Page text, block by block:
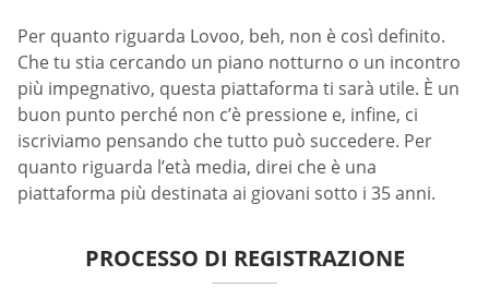
Per quanto riguarda Lovoo, beh, non è così definito.
Che tu stia cercando un piano notturno o un incontro
più impegnativo, questa piattaforma ti sarà utile. È un
buon punto perché non c’è pressione e, infine, ci
iscriviamo pensando che tutto può succedere. Per
quanto riguarda l’età media, direi che è una
piattaforma più destinata ai giovani sotto i 35 anni.
PROCESSO DI REGISTRAZIONE